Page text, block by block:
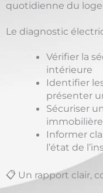
quotidienne du
Le diagnostic
Vérifier la
intérieure
Identifier
présenter
Sécuriser
immobilière
Informer
l’état de
📋 Un rapport clair,